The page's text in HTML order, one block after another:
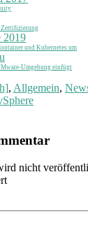
Zertifizierung
2019
und Kubernetes um
Umgebung einfügt
, Allgemein,
nicht